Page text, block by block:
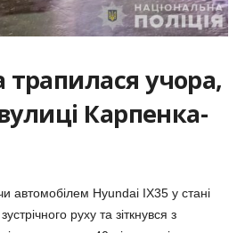
учора,
Карпенка-
автомобілем Hyundai IX35 у стані
руху та зіткнувся з